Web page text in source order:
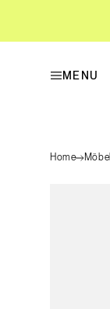
MENU
Home Möbel